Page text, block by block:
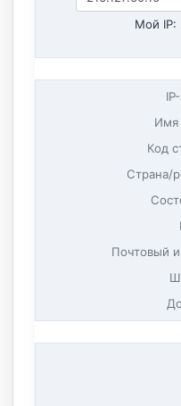
Мой IP:
Имя
Код
Страна/
Почтовый